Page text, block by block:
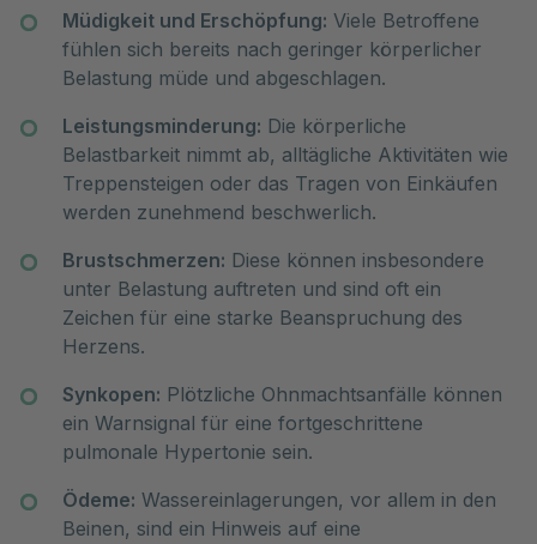
Müdigkeit und Erschöpfung: Viele Betroffene
fühlen sich bereits nach geringer körperlicher
Belastung müde und abgeschlagen.
Leistungsminderung: Die körperliche
Belastbarkeit nimmt ab, alltägliche Aktivitäten wie
Treppensteigen oder das Tragen von Einkäufen
werden zunehmend beschwerlich.
Brustschmerzen: Diese können insbesondere
unter Belastung auftreten und sind oft ein
Zeichen für eine starke Beanspruchung des
Herzens.
Synkopen: Plötzliche Ohnmachtsanfälle können
ein Warnsignal für eine fortgeschrittene
pulmonale Hypertonie sein.
Ödeme: Wassereinlagerungen, vor allem in den
Beinen, sind ein Hinweis auf eine